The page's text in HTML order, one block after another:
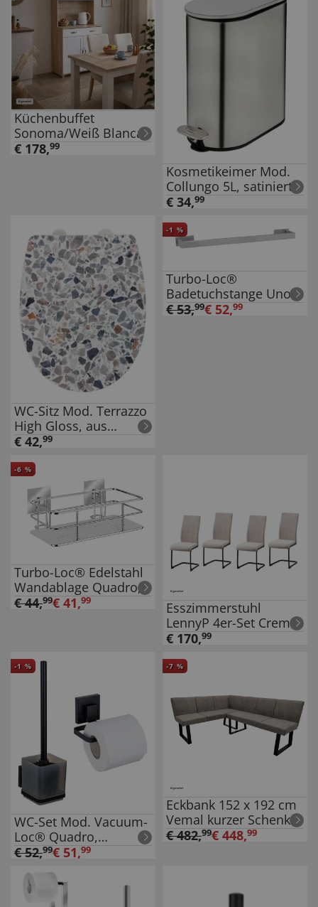
Küchenbuffet
Sonoma/Weiß Blanca
€ 178,99
Kosmetikeimer Mod.
Collungo 5L, satiniert,
edelstahl, schwarz,
close
Absenkautomatik
€ 34,99
WC-Sitz Mod. Terrazzo
High Gloss, aus
bruchstabilem
€ 42,99
-1 %
Turbo-Loc®
Badetuchstange Uno
Mod. Genova Matt 60
€53,99€ 52,99
-6 %
Turbo-Loc® Edelstahl
Wandablage Quadro,
rostfrei, Befestigen
€44,99€ 41,99
Esszimmerstuhl
LennyP 4er-Set Creme
€ 170,99
-1 %
WC-Set Mod. Vacuum-
Loc® Quadro,
schwarz,
9,5x37x12,5 cm, ohne
bohren montierbar
€52,99€ 51,99
-7 %
Eckbank 152 x 192 cm
Vemal kurzer Schenkel
links
€482,99€ 448,99